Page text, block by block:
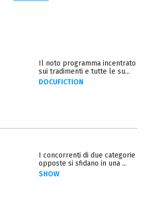
Il noto programma incentrato
sui tradimenti e tutte le su...
DOCUFICTION
I concorrenti di due categorie
opposte si sfidano in una ...
SHOW